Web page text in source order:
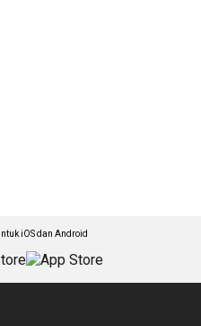
iOS dan Android